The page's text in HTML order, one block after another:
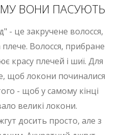
ВОНИ ПАСУЮТЬ
- це закручене волосся,
Волосся, прибране
красу плечей і шиї. Для
щоб локони починалися
- щоб у самому кінці
великі локони.
досить просто, але з